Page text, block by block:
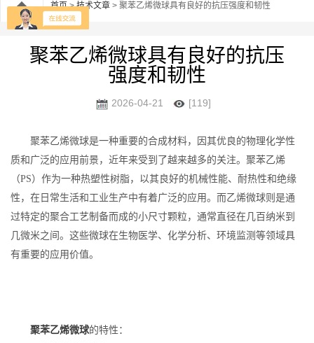
首页>技术文章 > 聚苯乙烯微球具有良好的抗压强度和韧性
聚苯乙烯微球具有良好的抗压
强度和韧性
2026-04-21 [119]
聚苯乙烯微球是一种重要的合成材料，因其优良的物理化学性
质和广泛的应用前景，近年来受到了越来越多的关注。聚苯乙烯
（PS）作为一种热塑性树脂，以其良好的机械性能、耐热性和绝缘
性，在日常生活和工业生产中有着广泛的应用。而乙烯微球则是通
过特定的聚合工艺制备而成的小尺寸颗粒，通常直径在几百纳米到
几微米之间。这些微球在生物医学、化学分析、环境监测等领域具
有重要的应用价值。
聚苯乙烯微球的特性：